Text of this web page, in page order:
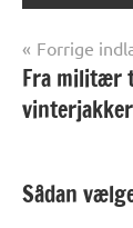
Forrige
Fra militær
Sådan